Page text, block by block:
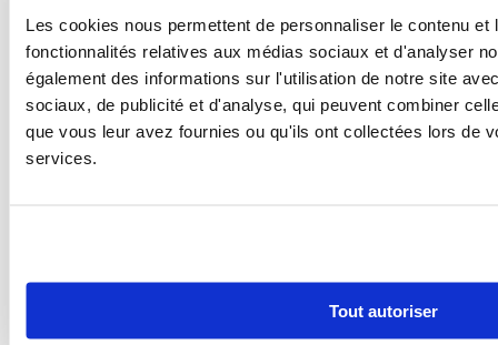
Les cookies nous permettent de personnaliser le contenu
fonctionnalités relatives aux médias sociaux et d'analyser
également des informations sur l'utilisation de notre site
sociaux, de publicité et d'analyse, qui peuvent combiner
que vous leur avez fournies ou qu'ils ont collectées lors de
services.
Tout autoriser